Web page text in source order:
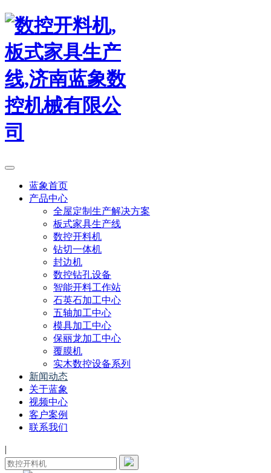
蓝象首页
产品中心
全屋定制生产解决方案
板式家具生产线
数控开料机
钻切一体机
封边机
数控钻孔设备
智能开料工作站
石英石加工中心
五轴加工中心
模具加工中心
保丽龙加工中心
覆膜机
实木数控设备系列
新闻动态
关于蓝象
视频中心
客户案例
联系我们
|